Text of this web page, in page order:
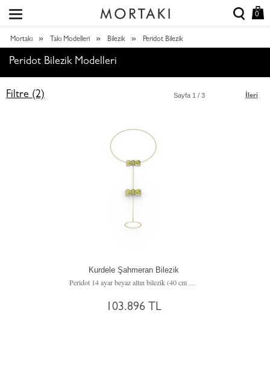
0
Mortakı » Takı Modelleri » Bilezik » Peridot Bilezik
Peridot Bilezik Modelleri
Filtre (2) İleri
Sayfa 1 / 3
Kurdele Şahmeran Bilezik
103.896 TL